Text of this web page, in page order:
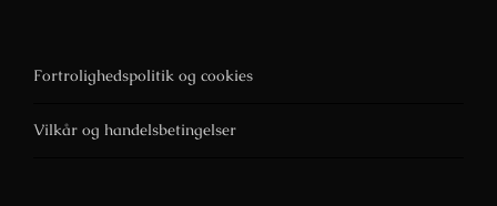
Fortrolighedspolitik og cookies
Vilkår og handelsbetingelser